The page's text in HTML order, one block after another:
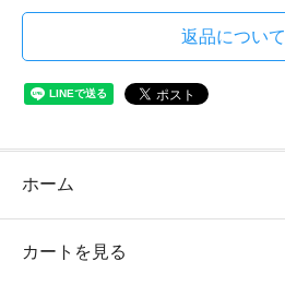
返品について
ホーム
カートを見る